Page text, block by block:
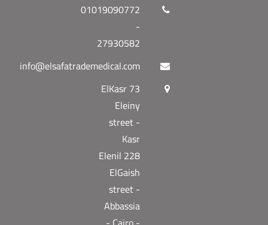
01019090772
-
27930582
info@elsafatrademedical.com
73 ElKasr
Eleiny
street -
Kasr
Elenil 228
ElGaish
street -
Abbassia